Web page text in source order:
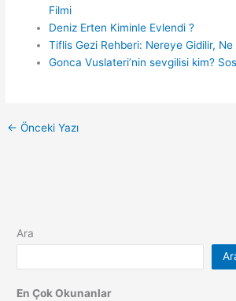
Filmi
Deniz Erten Kiminle Evlendi ?
Tiflis Gezi Rehberi: Nereye Gidilir, Ne
Gonca Vuslateri’nin sevgilisi kim?
← Önceki Yazı
Ara
En Çok Okunanlar